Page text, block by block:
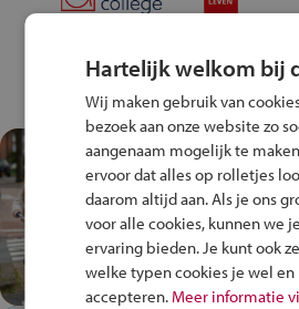
Test je
Fiets Veilig
Speel het Fiets
en win een
Hartelijk welkom bij
Wij maken gebruik van
bezoek aan onze website zo
aangenaam mogelijk te
ervoor dat alles op rolletjes
daarom altijd aan. Als je ons
voor alle cookies, kunnen we
ervaring bieden. Je kunt ook
welke typen cookies je wel
accepteren. Meer informatie